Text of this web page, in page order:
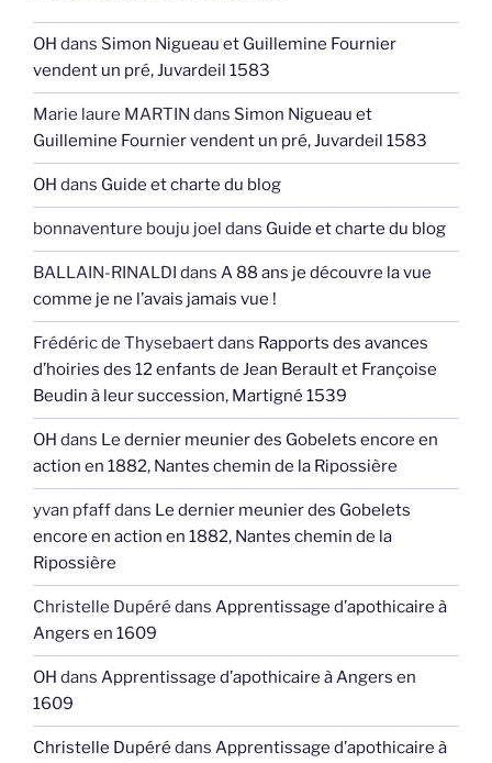
OH dans Simon Nigueau et Guillemine Fournier
vendent un pré, Juvardeil 1583
Marie laure MARTIN dans Simon Nigueau et
Guillemine Fournier vendent un pré, Juvardeil 1583
OH dans Guide et charte du blog
bonnaventure bouju joel dans Guide et charte du blog
BALLAIN-RINALDI dans A 88 ans je découvre la vue
comme je ne l’avais jamais vue !
Frédéric de Thysebaertdans Rapports des avances
d’hoiries des 12 enfants de Jean Berault et Françoise
Beudin à leur succession, Martigné 1539
OH dans Le dernier meunier des Gobelets encore en
action en 1882, Nantes chemin de la Ripossière
yvan pfaffdans Le dernier meunier des Gobelets
encore en action en 1882, Nantes chemin de la
Ripossière
Christelle Dupéré dans Apprentissage d’apothicaire à
Angers en 1609
OH dans Apprentissage d’apothicaire à Angers en
1609
Christelle Dupéré dans Apprentissage d’apothicaire à